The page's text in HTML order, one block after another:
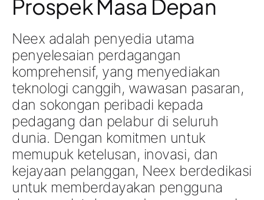
Prospek Masa Depan
Neex adalah penyedia utama
penyelesaian perdagangan
komprehensif, yang menyediakan
teknologi canggih, wawasan pasaran,
dan sokongan peribadi kepada
pedagang dan pelabur di seluruh
dunia. Dengan komitmen untuk
memupuk ketelusan, inovasi, dan
kejayaan pelanggan, Neex berdedikasi
untuk memberdayakan pengguna